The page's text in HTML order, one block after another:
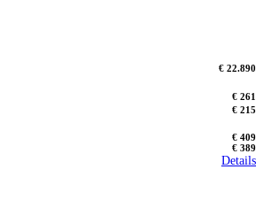
€ 22.890
€ 261
€ 215
€ 409
€ 389
Details